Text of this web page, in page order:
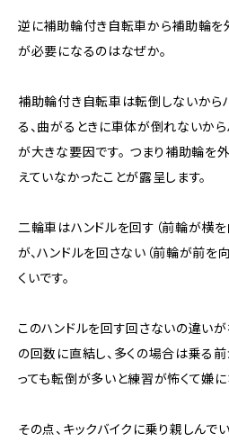
逆に補助輪付き自転車から補助輪を
が必要になるのはなぜか。
補助輪付き自転車は転倒しないから
る、曲がるときに車体が倒れないか
が大きな要因です。 つまり補助輪を
えていなかったことが露呈します。
二輪車はハンドルを回す（前輪が横
が、ハンドルを回さない（前輪が前を
くいです。
このハンドルを回す回さないの違い
の回数に直結し、多くの場合は乗る
っても転倒が多いと練習が怖くて嫌
その点、キックバイクに乗り親しんで